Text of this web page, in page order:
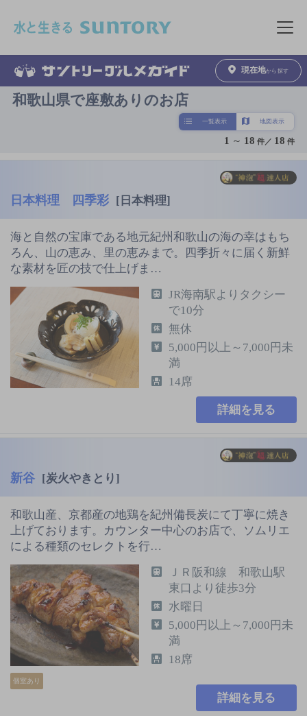
メニュ
現在地から探す
和歌山県で座敷ありのお店
一覧表示 地図表示
1 ～ 18 件／ 18 件
日本料理 四季彩 [日本料理]
海と自然の宝庫である地元紀州和歌山の海の幸はもち
ろん、山の恵み、里の恵みまで。四季折々に届く新鮮
な素材を匠の技で仕上げま…
JR海南駅よりタクシー
で10分
無休
5,000円以上～7,000円未
満
14席
詳細を見る
新谷 [炭火やきとり]
和歌山産、京都産の地鶏を紀州備長炭にて丁寧に焼き
上げております。カウンター中心のお店で、ソムリエ
による種類のセレクトを行…
個室あり
ＪＲ阪和線 和歌山駅
東口より徒歩3分
水曜日
5,000円以上～7,000円未
満
18席
詳細を見る